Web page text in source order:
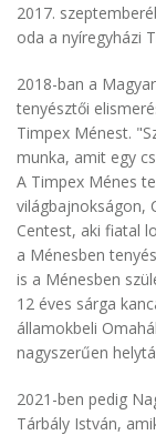
2017.
oda a nyíregyházi
2018-ban a
tenyésztői
Timpex Ménest.
munka, amit egy
A Timpex Ménes
világbajnokságon,
Centest, aki fiatal
a Ménesben
is a Ménesben
12 éves sárga
államokbeli
nagyszerűen
2021-ben pedig
Tárbály István,